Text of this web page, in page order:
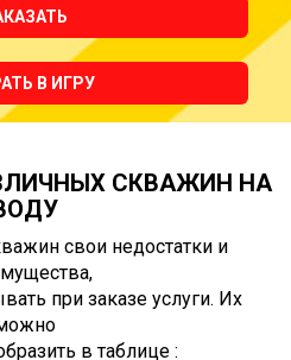
В ИГРУ
СКВАЖИН НА
свои недостатки и
при заказе услуги. Их
в таблице :